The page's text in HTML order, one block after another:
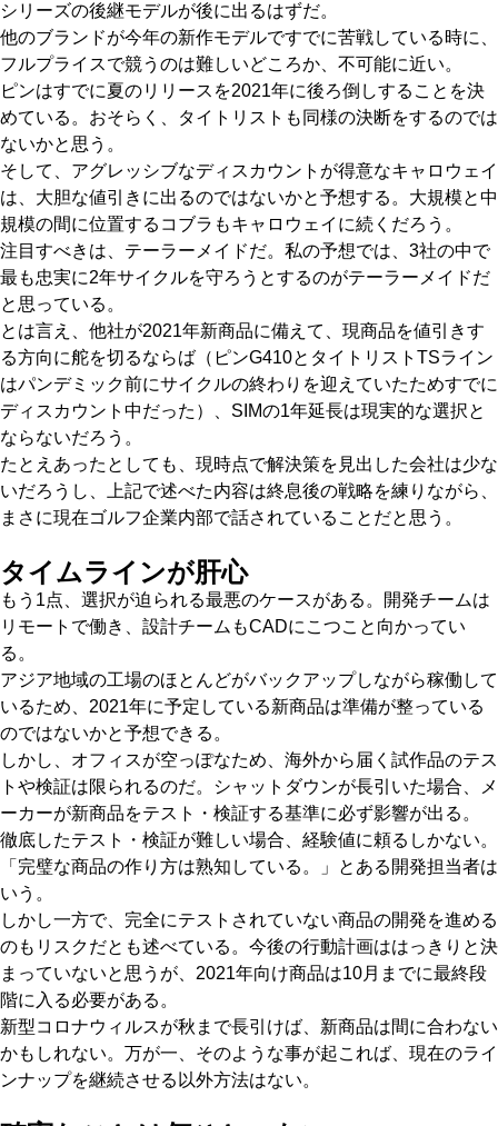
シリーズの後継モデルが後に出るはずだ。
他のブランドが今年の新作モデルですでに苦戦している時に、
フルプライスで競うのは難しいどころか、不可能に近い。
ピンはすでに夏のリリースを2021年に後ろ倒しすることを決
めている。おそらく、タイトリストも同様の決断をするのでは
ないかと思う。
そして、アグレッシブなディスカウントが得意なキャロウェイ
は、大胆な値引きに出るのではないかと予想する。大規模と中
規模の間に位置するコブラもキャロウェイに続くだろう。
注目すべきは、テーラーメイドだ。私の予想では、3社の中で
最も忠実に2年サイクルを守ろうとするのがテーラーメイドだ
と思っている。
とは言え、他社が2021年新商品に備えて、現商品を値引きす
る方向に舵を切るならば（ピンG410とタイトリストTSライン
はパンデミック前にサイクルの終わりを迎えていたためすでに
ディスカウント中だった）、SIMの1年延長は現実的な選択と
ならないだろう。
たとえあったとしても、現時点で解決策を見出した会社は少な
いだろうし、上記で述べた内容は終息後の戦略を練りながら、
まさに現在ゴルフ企業内部で話されていることだと思う。
タイムラインが肝心
もう1点、選択が迫られる最悪のケースがある。開発チームは
リモートで働き、設計チームもCADにこつこと向かってい
る。
アジア地域の工場のほとんどがバックアップしながら稼働して
いるため、2021年に予定している新商品は準備が整っている
のではないかと予想できる。
しかし、オフィスが空っぽなため、海外から届く試作品のテス
トや検証は限られるのだ。シャットダウンが長引いた場合、メ
ーカーが新商品をテスト・検証する基準に必ず影響が出る。
徹底したテスト・検証が難しい場合、経験値に頼るしかない。
「完璧な商品の作り方は熟知している。」とある開発担当者は
いう。
しかし一方で、完全にテストされていない商品の開発を進める
のもリスクだとも述べている。今後の行動計画ははっきりと決
まっていないと思うが、2021年向け商品は10月までに最終段
階に入る必要がある。
新型コロナウィルスが秋まで長引けば、新商品は間に合わない
かもしれない。万が一、そのような事が起これば、現在のライ
ンナップを継続させる以外方法はない。